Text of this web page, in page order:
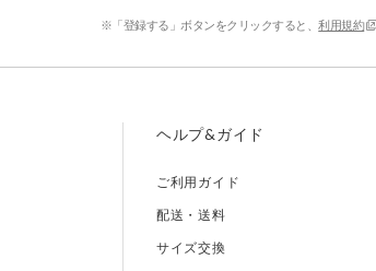
※「登録する」ボタンをクリックすると、利用規約
ヘルプ&ガイド
ご利用ガイド
配送・送料
サイズ交換